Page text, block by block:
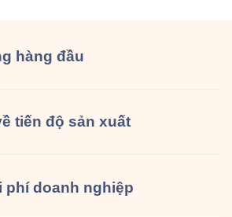
hàng đầu
tiến độ sản xuất
phí doanh nghiệp